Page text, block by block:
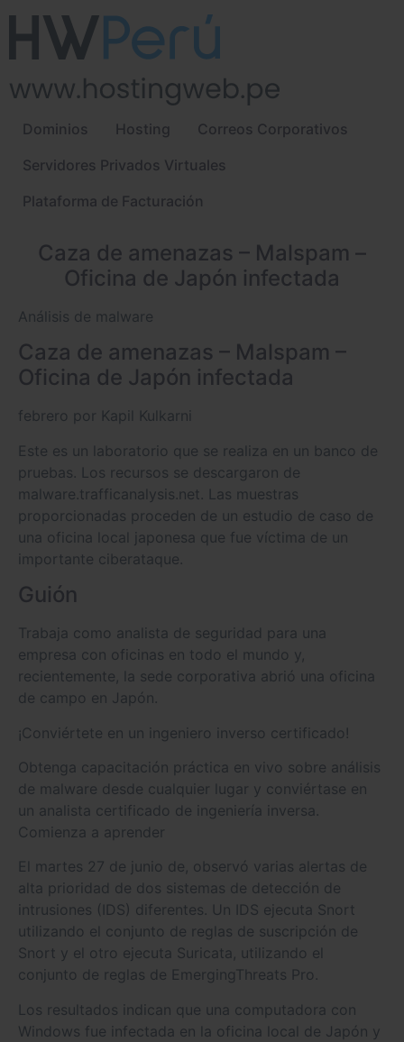
Dominios Hosting
Correos Corporativos
Servidores Privados Virtuales
Plataforma de Facturación
Caza de amenazas – Malspam –
Oficina de Japón infectada
Análisis de malware
Caza de amenazas – Malspam –
Oficina de Japón infectada
febrero por Kapil Kulkarni
Este es un laboratorio que se realiza en un banco de
pruebas. Los recursos se descargaron de
malware.trafficanalysis.net. Las muestras
proporcionadas proceden de un estudio de caso de
una oficina local japonesa que fue víctima de un
importante ciberataque.
Guión
Trabaja como analista de seguridad para una
empresa con oficinas en todo el mundo y,
recientemente, la sede corporativa abrió una oficina
de campo en Japón.
¡Conviértete en un ingeniero inverso certificado!
Obtenga capacitación práctica en vivo sobre análisis
de malware desde cualquier lugar y conviértase en
un analista certificado de ingeniería inversa.
Comienza a aprender
El martes 27 de junio de, observó varias alertas de
alta prioridad de dos sistemas de detección de
intrusiones (IDS) diferentes. Un IDS ejecuta Snort
utilizando el conjunto de reglas de suscripción de
Snort y el otro ejecuta Suricata, utilizando el
conjunto de reglas de EmergingThreats Pro.
Los resultados indican que una computadora con
Windows fue infectada en la oficina local de Japón y